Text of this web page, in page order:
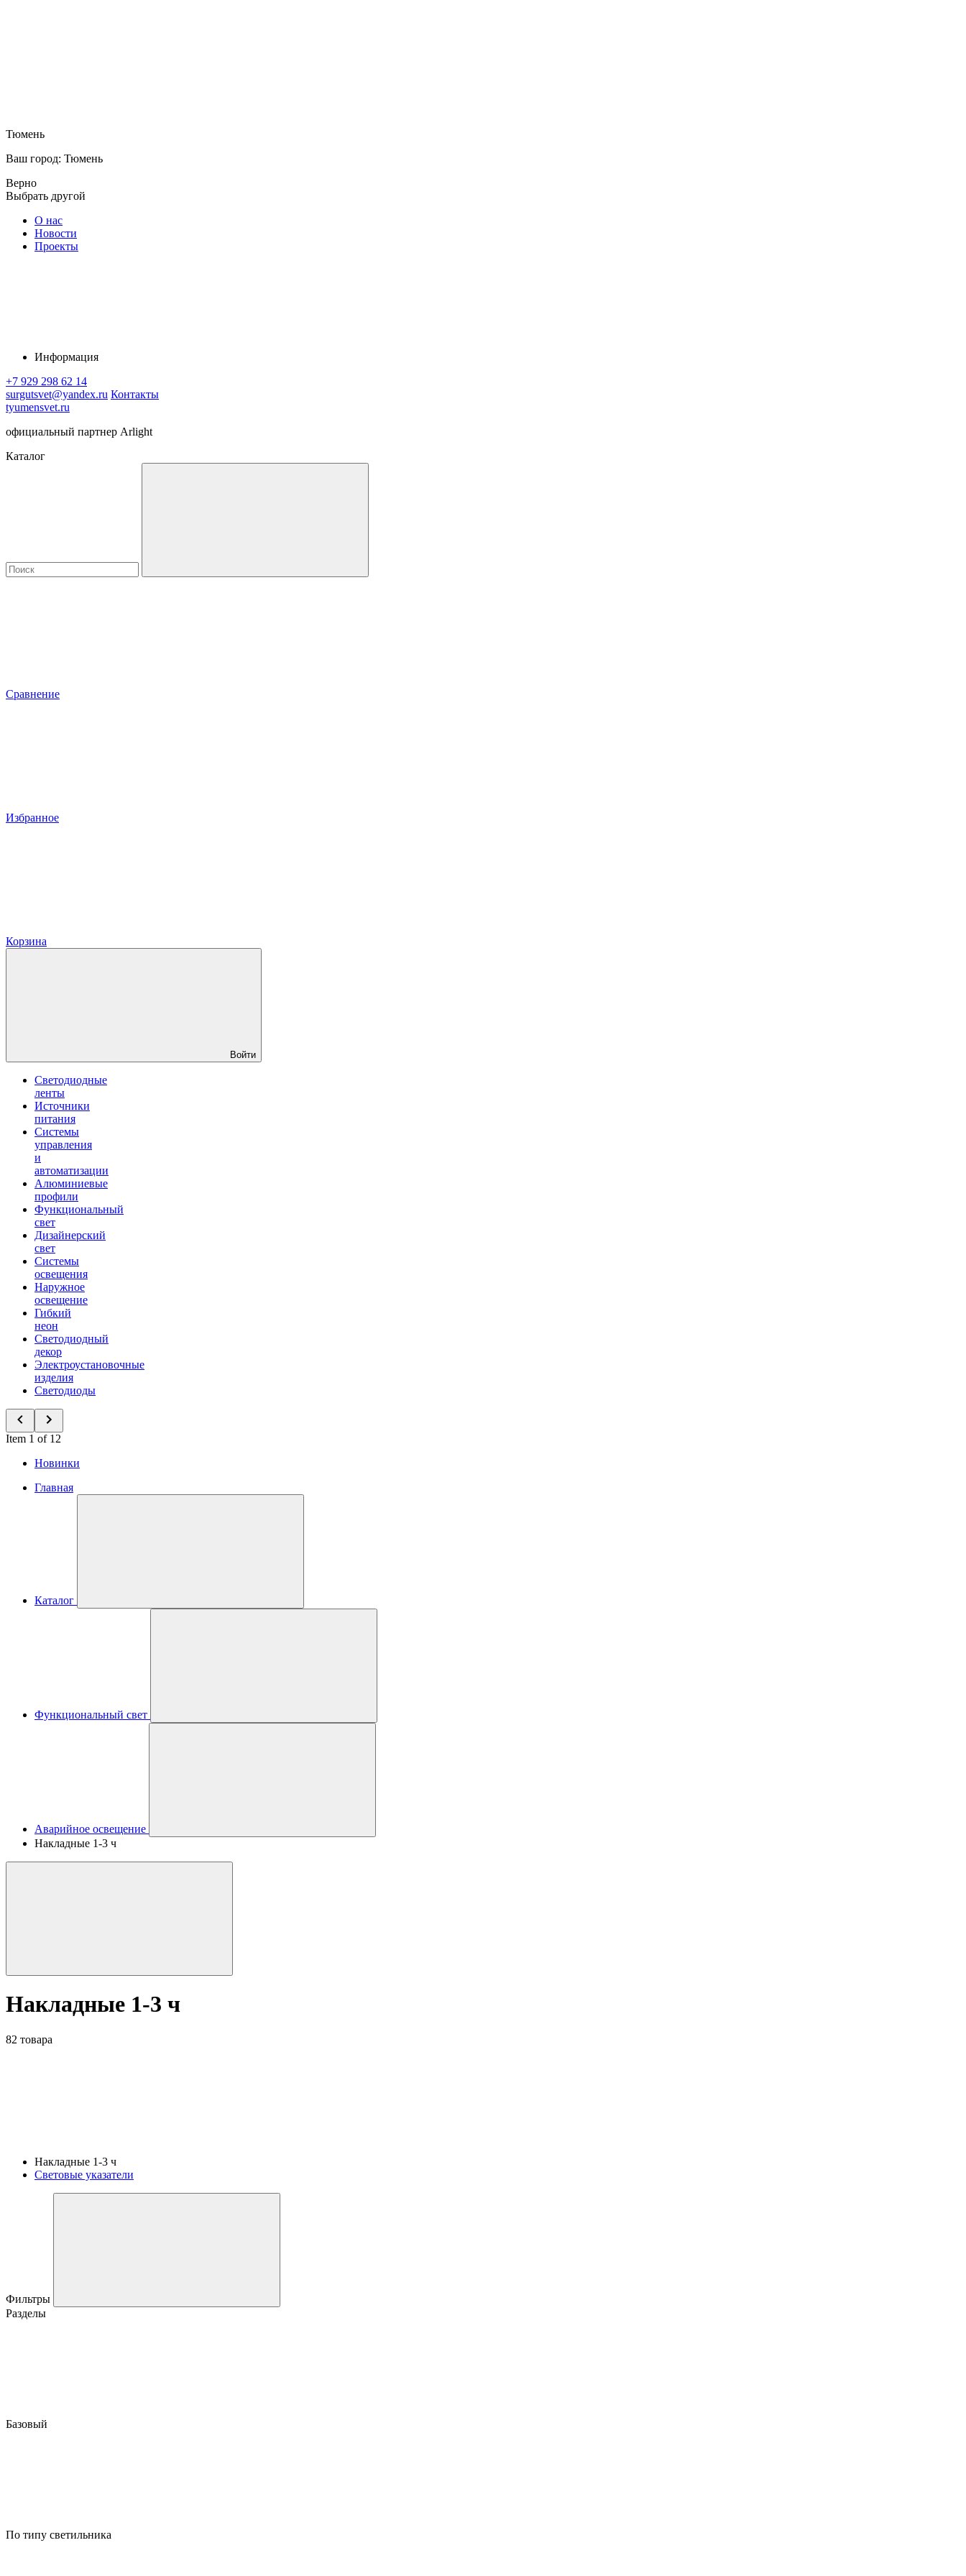
Тюмень
Ваш город: Тюмень
Верно
Выбрать другой
О нас
Новости
Проекты
Информация
+7 929 298 62 14
surgutsvet@yandex.ru Контакты
tyumensvet.ru
официальный партнер Arlight
Каталог
Сравнение
Избранное
Корзина
Войти
Светодиодные
ленты
Источники
питания
Системы
управления
и
автоматизации
Алюминиевые
профили
Функциональный
свет
Дизайнерский
свет
Системы
освещения
Наружное
освещение
Гибкий
неон
Светодиодный
декор
Электроустановочные
изделия
Светодиоды
Item 1 of 12
Новинки
Главная
Каталог
Функциональный свет
Аварийное освещение
Накладные 1-3 ч
Накладные 1-3 ч
82 товара
Накладные 1-3 ч
Световые указатели
Фильтры
Разделы
Базовый
По типу светильника